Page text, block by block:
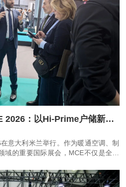
海信网络能源亮相MCE 2026：以Hi-Prime户储新品，诠释智慧能源新价值
意大利米兰举行。作为暖通空调、制
的重要国际展会，MCE不仅是全球
网络能源亮相MCE 2026，以“THE
具沉浸感、互动感的展台设计，向全